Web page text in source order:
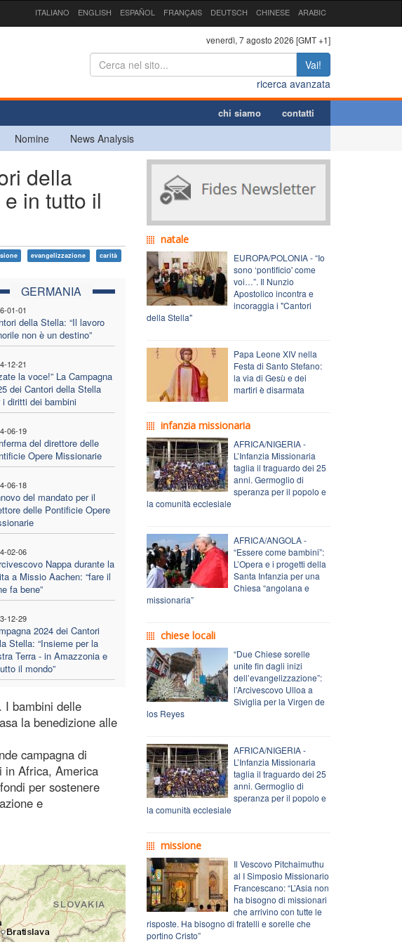
ITALIANO ENGLISH ESPAÑOL FRANÇAIS DEUTSCH CHINESE ARABIC
venerdì, 7 agosto 2026 [GMT +1]
Vai!
ricerca avanzata
chi siamo contatti
Nomine News Analysis
della
in tutto il
evangelizzazione carità
GERMANIA
01-01
della Stella: “Il lavoro
non è un destino”
12-21
la voce!” La Campagna
dei Cantori della Stella
i diritti dei bambini
06-19
del direttore delle
Opere Missionarie
06-18
del mandato per il
delle Pontificie Opere
02-06
Nappa durante la
a Missio Aachen: “fare il
fa bene”
12-29
2024 dei Cantori
Stella: “Insieme per la
Terra - in Amazzonia e
il mondo”
I bambini delle
la benedizione alle
campagna di
in Africa, America
per sostenere
e
natale
EUROPA/POLONIA - “Io
sono ‘pontificio' come
voi…”. Il Nunzio
Apostolico incontra e
incoraggia i "Cantori
della Stella"
Papa Leone XIV nella
Festa di Santo Stefano:
la via di Gesù e dei
martiri è disarmata
infanzia missionaria
AFRICA/NIGERIA -
L’Infanzia Missionaria
taglia il traguardo dei 25
anni. Germoglio di
speranza per il popolo e
la comunità ecclesiale
AFRICA/ANGOLA -
“Essere come bambini”:
L’Opera e i progetti della
Santa Infanzia per una
Chiesa “angolana e
missionaria”
chiese locali
“Due Chiese sorelle
unite fin dagli inizi
dell’evangelizzazione”:
l’Arcivescovo Ulloa a
Siviglia per la Virgen de
los Reyes
AFRICA/NIGERIA -
L’Infanzia Missionaria
taglia il traguardo dei 25
anni. Germoglio di
speranza per il popolo e
la comunità ecclesiale
missione
Il Vescovo Pitchaimuthu
al I Simposio Missionario
Francescano: “L’Asia non
ha bisogno di missionari
che arrivino con tutte le
risposte. Ha bisogno di fratelli e sorelle che
portino Cristo”